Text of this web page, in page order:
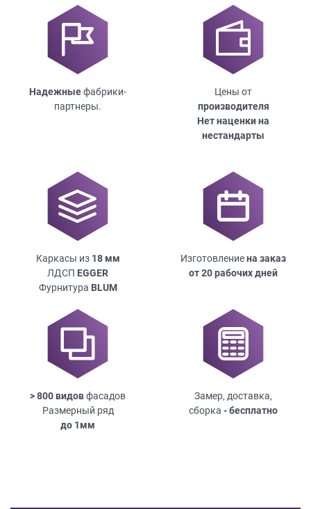
Надежныефабрики-
партнеры.
Цены от
производителя
Нет наценки на
нестандарты
Каркасы из 18мм
ЛДСП EGGER
Фурнитура BLUM
Изготовлениена заказ
от 20 рабочих дней
> 800 видовфасадов
Размерный ряд
до 1мм
Замер, доставка,
сборка - бесплатно